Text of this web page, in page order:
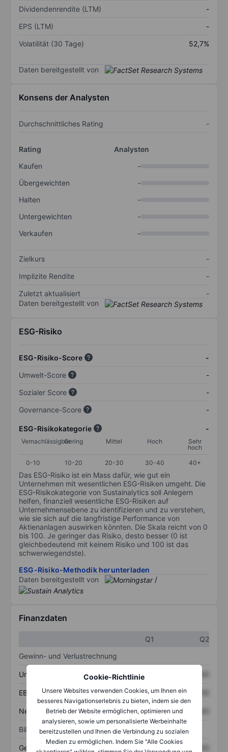
Cookie-Richtlinie
Unsere Websites verwenden Cookies, um Ihnen ein
besseres Navigationserlebnis zu bieten, indem sie den
Betrieb der Website ermöglichen, optimieren und
analysieren, sowie um personalisierte Werbeinhalte
bereitzustellen und Ihnen die Verbindung zu sozialen
Medien zu ermöglichen. Indem Sie "Alle Cookies
Dividendenrendite (LTM)
-
EPS (LTM)
-
Volatilität (30 Tage)
52,7%
Daten bereitgestellt von
Konsens der Analysten
Durchschnittliches Rating -
Rating
Analysten
Kaufen
-
Übergewichten
-
Halten
-
Untergewichten
-
Verkaufen
-
Zielkurs
-
Implizite Rendite
-
Zuletzt aktualisiert
-
Daten bereitgestellt von
ESG-Risiko
ESG-Risiko-Score
-
Umwelt-Score
-
Sozialer Score
-
Governance-Score
-
ESG-Risikokategorie -
VernachlässigbarGering Mittel Hoch
Sehr
hoch
0-10
10-20 20-30 30-40 40+
Das ESG-Risiko ist ein Mass dafür, wie gut ein
Unternehmen mit wesentlichen ESG-Risiken umgeht. Die
ESG-Risikokategorie von Sustainalytics soll Anlegern
helfen, finanziell wesentliche ESG-Risiken auf
Unternehmensebene zu identifizieren und zu verstehen,
wie sie sich auf die langfristige Performance von
Aktienanlagen auswirken könnten. Die Skala reicht von 0
bis 100. Je geringer das Risiko, desto besser (0 ist
gleichbedeutend mit keinem Risiko und 100 ist das
schwerwiegendste).
ESG-Risiko-Methodik herunterladen
Daten bereitgestellt von
/
Finanzdaten
Q1
Q2
Gewinn- und Verlustrechnung
Umsatz XXXXXXX
EBITDA XXXXXXX XXXXXXX
Nettoeinkommen XXXXXXX XXXXXXX
Bilanz
Gesamtvermögen XXXXXXX